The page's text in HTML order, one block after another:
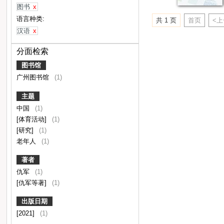
图书 x
语言种类:
汉语 x
分面检索
图书馆
广州图书馆
(1)
主题
中国
(1)
[体育活动]
(1)
[研究]
(1)
老年人
(1)
著者
仇军
(1)
[仇军等著]
(1)
出版日期
[2021]
(1)
共 1 页 首页 <